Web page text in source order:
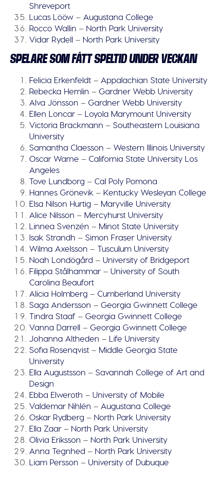
Shreveport
Lucas Lööw – Augustana College
Rocco Wallin – North Park University
Vidar Rydell – North Park University
SPELARE SOM FÅTT SPELTID UNDER VECKAN
Felicia Erkenfeldt – Appalachian State University
Rebecka Hemlin –Gardner Webb University
Alva Jönsson –Gardner Webb University
Ellen Loncar – Loyola Marymount University
Victoria Brackmann –Southeastern Louisiana
University
Samantha Claesson –Western Illinois University
Oscar Warne –California State University Los
Angeles
Tove Lundborg–Cal Poly Pomona
Hannes Grönevik – Kentucky Wesleyan College
Elsa Nilson Hurtig – Maryville University
Alice Nilsson – Mercyhurst University
Linnea Svenzén – Minot State University
Isak Strandh –Simon Fraser University
Wilma Axelsson –Tusculum University
Noah Londögård – University of Bridgeport
Filippa Stålhammar – University of South
Carolina Beaufort
Alicia Holmberg –Cumberland University
Saga Andersson –Georgia Gwinnett College
Tindra Staaf –Georgia Gwinnett College
Vanna Darrell –Georgia Gwinnett College
Johanna Altheden – Life University
Sofia Rosenqvist – Middle Georgia State
University
Ella Augustsson –Savannah College of Art and
Design
Ebba Elweroth – University of Mobile
Valdemar Nihlén – Augustana College
Oskar Rydberg – North Park University
Ella Zaar – North Park University
Olivia Eriksson – North Park University
Anna Tegnhed – North Park University
Liam Persson – University of Dubuque